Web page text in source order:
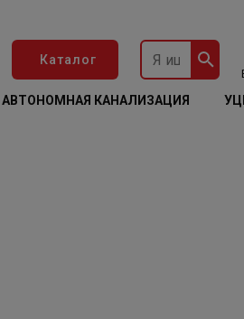
Каталог
АВТОНОМНАЯ КАНАЛИЗАЦИЯ